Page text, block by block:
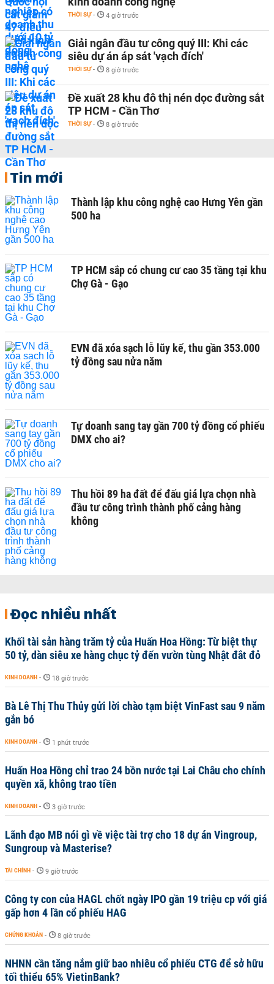
THỜI SỰ - 4 giờ trước
Giải ngân đầu tư công quý III: Khi các
siêu dự án áp sát 'vạch đích'
THỜI SỰ - 8 giờ trước
Đề xuất 28 khu đô thị nén dọc đường sắt
TP HCM - Cần Thơ
THỜI SỰ - 8 giờ trước
Tin mới
Thành lập khu công nghệ cao Hưng Yên gần
500 ha
TP HCM sắp có chung cư cao 35 tầng tại khu
Chợ Gà - Gạo
EVN đã xóa sạch lỗ lũy kế, thu gần 353.000
tỷ đồng sau nửa năm
Tự doanh sang tay gần 700 tỷ đồng cổ phiếu
DMX cho ai?
Thu hồi 89 ha đất để đấu giá lựa chọn nhà
đầu tư công trình thành phố cảng hàng
không
Đọc nhiều nhất
Khối tài sản hàng trăm tỷ của Huấn Hoa Hồng: Từ biệt thự
50 tỷ, dàn siêu xe hàng chục tỷ đến vườn tùng Nhật đắt đỏ
KINH DOANH - 18 giờ trước
Bà Lê Thị Thu Thủy gửi lời chào tạm biệt VinFast sau 9 năm
gắn bó
KINH DOANH - 1 phút trước
Huấn Hoa Hồng chỉ trao 24 bồn nước tại Lai Châu cho chính
quyền xã, không trao tiền
KINH DOANH - 3 giờ trước
Lãnh đạo MB nói gì về việc tài trợ cho 18 dự án Vingroup,
Sungroup và Masterise?
TÀI CHÍNH - 9 giờ trước
Công ty con của HAGL chốt ngày IPO gần 19 triệu cp với giá
gấp hơn 4 lần cổ phiếu HAG
CHỨNG KHOÁN - 8 giờ trước
NHNN cần tăng nắm giữ bao nhiêu cổ phiếu CTG để sở hữu
tối thiểu 65% VietinBank?